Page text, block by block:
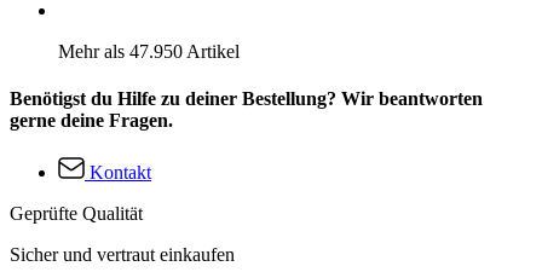
Mehr als 47.950 Artikel
Benötigst du Hilfe zu deiner Bestellung? Wir beantworten
gerne deine Fragen.
Kontakt
Geprüfte Qualität
Sicher und vertraut einkaufen